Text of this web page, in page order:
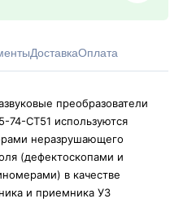
ДоставкаОплата
преобразователи
74-СТ51 используются
неразрушающего
(дефектоскопами и
в качестве
и приемника УЗ